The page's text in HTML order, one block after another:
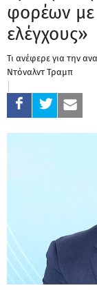
φορέων με
ελέγχους»
Τι ανέφερε για την
Ντόναλντ Τραμπ